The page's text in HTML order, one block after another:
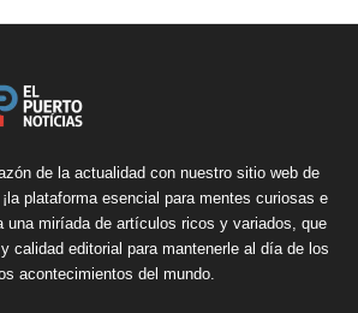
de la actualidad con nuestro sitio web de
plataforma esencial para mentes curiosas e
una miríada de artículos ricos y variados, que
calidad editorial para mantenerle al día de los
acontecimientos del mundo.